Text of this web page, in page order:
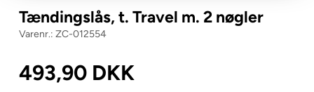
Tændingslås, t. Travel m. 2 nøgler
ZC-012554
493,90 DKK